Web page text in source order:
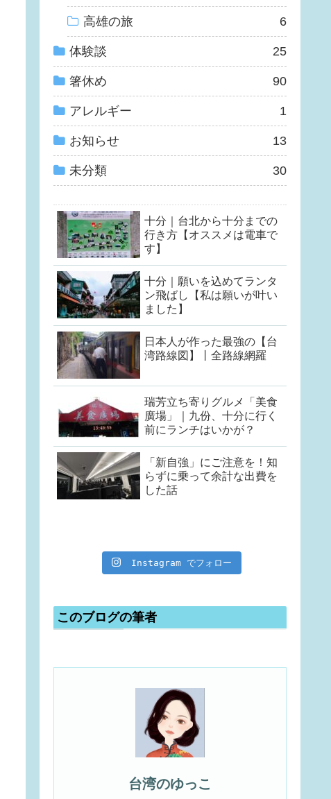
高雄の旅 6
体験談 25
箸休め 90
アレルギー 1
お知らせ 13
未分類 30
十分｜台北から十分までの
行き方【オススメは電車で
す】
十分｜願いを込めてランタ
ン飛ばし【私は願いが叶い
ました】
日本人が作った最強の【台
湾路線図】丨全路線網羅
瑞芳立ち寄りグルメ「美食
廣場」｜九份、十分に行く
前にランチはいかが？
「新自強」にご注意を！知
らずに乗って余計な出費を
した話
Instagram でフォロー
このブログの筆者
台湾のゆっこ